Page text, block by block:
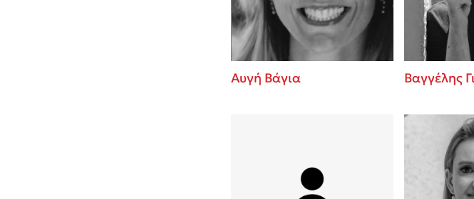
Αυγή Βάγια Βαγγέλης